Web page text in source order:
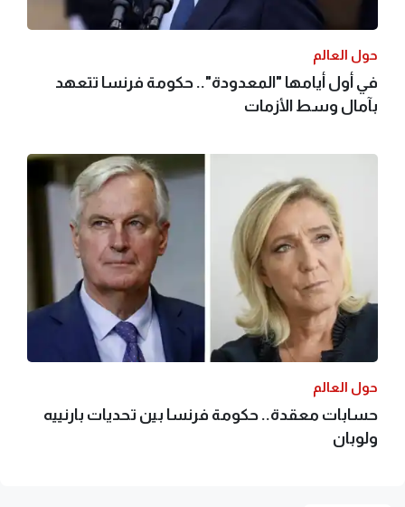
حول العالم
في أول أيامها "المعدودة".. حكومة فرنسا تتعهد
بآمال وسط الأزمات
حول العالم
حسابات معقدة.. حكومة فرنسا بين تحديات بارنييه
ولوبان